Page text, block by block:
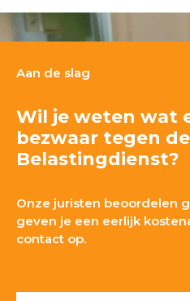
Aan de slag
Wil je weten wat
bezwaar tegen de
Belastingdienst?
Onze juristen beoordelen
geven je een eerlijk
contact op.